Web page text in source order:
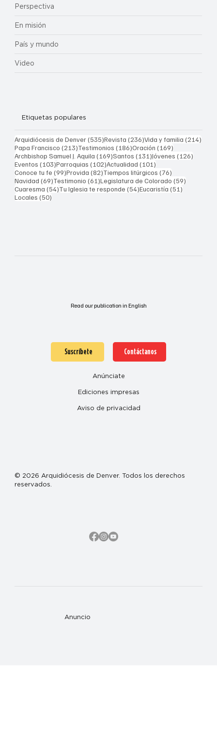
Perspectiva
En misión
País y mundo
Video
Etiquetas populares
Arquidiócesis de Denver(535)535 entradas
Revista (236)236 entradas
Vida y familia (214)
Papa Francisco (213)213 entradas
Testimonios (186)186 entradas
Oración (169)
Archbishop Samuel J. Aquila (169)169 entradas
Santos (131)131 entradas
Jóvenes (126)
Eventos (103)103 entradas
Parroquias (102)102 entradas
Actualidad (101)
Conoce tu fe (99)99 entradas
Provida (82)82 entradas
Tiempos litúrgicos (76)
Navidad (69)69 entradas
Testimonio (61)61 entradas
Legislatura de Colorado (59)
Cuaresma (54)54 entradas
Tu Iglesia te responde (54)54 entradas
Eucaristía (51)
Locales (50)
Read our publication in English
Anuncio
Suscríbete Contáctanos
Anúnciate
Ediciones impresas
Aviso de privacidad
© 2026 Arquidiócesis de Denver. Todos los derechos
reservados.